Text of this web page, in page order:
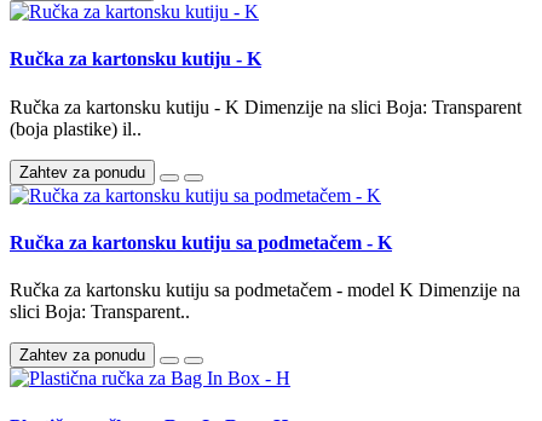
Ručka za kartonsku kutiju - K
Ručka za kartonsku kutiju - K Dimenzije na slici Boja: Transparent
(boja plastike) il..
Zahtev za ponudu
Ručka za kartonsku kutiju sa podmetačem - K
Ručka za kartonsku kutiju sa podmetačem - model K Dimenzije na
slici Boja: Transparent..
Zahtev za ponudu